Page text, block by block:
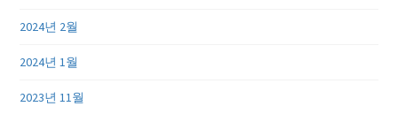
2024년 2월
2024년 1월
2023년 11월